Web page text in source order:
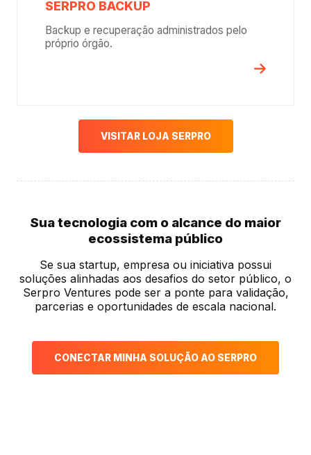
SERPRO BACKUP
Backup e recuperação administrados pelo
próprio órgão.
VISITAR LOJA SERPRO
Sua tecnologia com o alcance do maior
ecossistema público
Se sua startup, empresa ou iniciativa possui
soluções alinhadas aos desafios do setor público, o
Serpro Ventures pode ser a ponte para validação,
parcerias e oportunidades de escala nacional.
CONECTAR MINHA SOLUÇÃO AO SERPRO